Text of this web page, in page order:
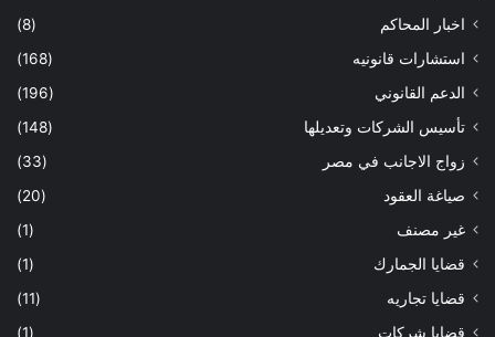
اخبار المحاكم
(8)
استشارات قانونيه
(168)
الدعم القانوني
(196)
تأسيس الشركات وتعديلها
(148)
زواج الاجانب في مصر
(33)
صياغة العقود
(20)
غير مصنف
(1)
قضايا الجمارك
(1)
قضايا تجاريه
(11)
قضايا شركات
(1)